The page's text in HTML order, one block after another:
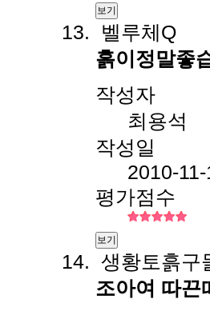
보기
벨루체Q
흙이정말좋
작성자
최용석
작성일
2010-
평가점수
보기
생황토흙구
조아여 따끈